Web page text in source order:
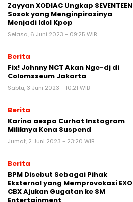
Zayyan XODIAC Ungkap SEVENTEEN
Sosok yang Menginpirasinya
Menjadi Idol Kpop
Selasa, 6 Juni 2023 - 09:25 WIB
Berita
Fix! Johnny NCT Akan Nge-dj di
Colomsseum Jakarta
Sabtu, 3 Juni 2023 - 10:21 WIB
Berita
Karina aespa Curhat Instagram
Miliknya Kena Suspend
Jumat, 2 Juni 2023 - 23:20 WIB
Berita
BPM Disebut Sebagai Pihak
Eksternal yang Memprovokasi EXO
CBX Ajukan Gugatan ke SM